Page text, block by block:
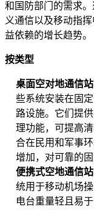
和国防部门的需求
义通信以及移动指
益依赖的增长趋势。
按类型
桌面空对地通信站
些系统安装在固
路设施。它们提
理功能，可提高
合在民用和军事
增加，对可靠的
便携式空地通信站
统用于移动机场
电台重量轻且易